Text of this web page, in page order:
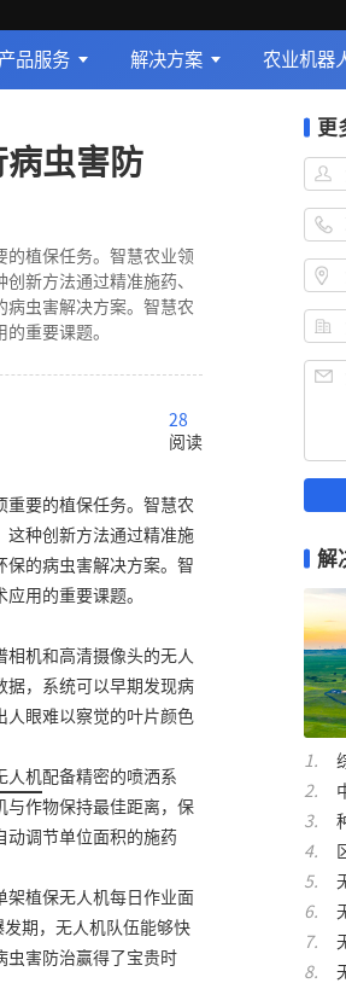
产品服务 解决方案 农业机器
虫害防
的植保任务。智慧农业领
新方法通过精准施药、
病虫害解决方案。智慧农
重要课题。
28
阅读
重要的植保任务。智慧农
这种创新方法通过精准施
保的病虫害解决方案。智
用的重要课题。
机和高清摄像头的无人
据，系统可以早期发现病
人眼难以察觉的叶片颜色
人机 配备精密的喷洒系
与作物保持最佳距离，保
动调节单位面积的施药
架植保无人机每日作业面
期，无人机队伍能够快
虫害防治赢得了宝贵时
更
解